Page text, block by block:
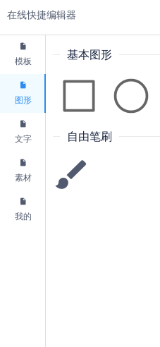
在线快捷编辑器
模板
图形
文字
素材
我的
基本图形
自由笔刷